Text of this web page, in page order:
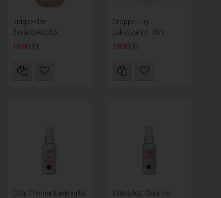
Ridge Filler -
Barázdakitöltő...
1690 Ft
Dropper Dry -
Lakkszárító 15ml
1890 Ft
Coat Thinner Lakkhigító
Illatosított Cleanser